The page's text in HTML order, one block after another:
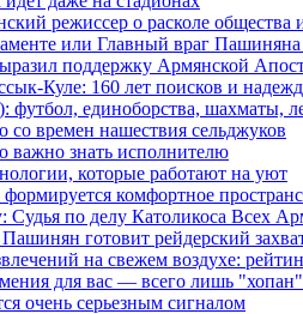
режиссер о расколе общества
или Главный враг
поддержку Армянской
Куле: 160 лет поисков и
футбол, единоборства, шахматы,
времен нашествия сельджуков
важно знать исполнителю
которые работают на уют
комфортное
по делу Католикоса Всех
Пашинян готовит рейдерский
на свежем воздухе:
для вас — всего лишь "хопан"
очень серьезным сигналом